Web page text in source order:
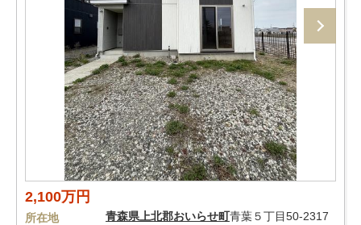
2,100万円
所在地 青森県 上北郡おいらせ町青葉５丁目50-2317